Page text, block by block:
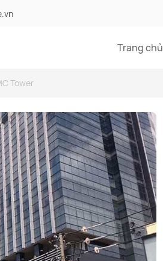
Trang chủ
Tower